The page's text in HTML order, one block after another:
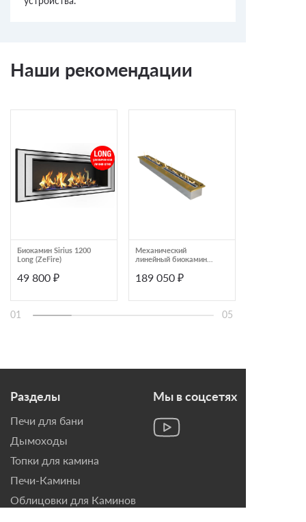
Наши рекомендации
Биокамин Sirius 1200
Long (ZeFire)
49 800 ₽
Механический
линейный биокамин
1500X193 золото
189 050 ₽
01 05
Разделы
Печи для бани
Дымоходы
Топки для камина
Печи-Камины
Облицовки для Каминов
Мы в соцсетях